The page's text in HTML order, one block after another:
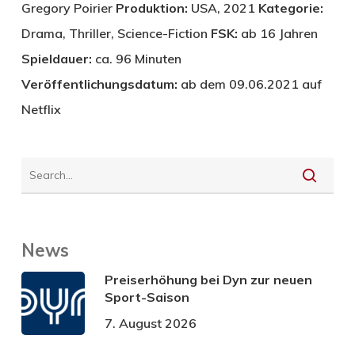
Gregory Poirier Produktion: USA, 2021 Kategorie:
Drama, Thriller, Science-Fiction FSK: ab 16 Jahren
Spieldauer: ca. 96 Minuten
Veröffentlichungsdatum: ab dem 09.06.2021 auf
Netflix
News
Preiserhöhung bei Dyn zur neuen
Sport-Saison
7. August 2026